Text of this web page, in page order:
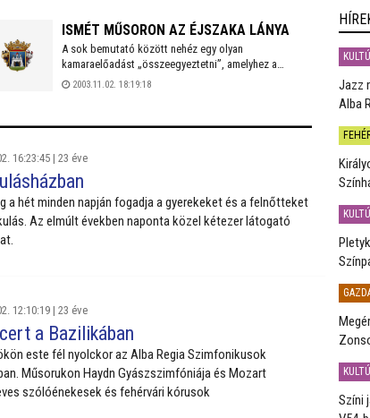
ISMÉT MŰSORON AZ ÉJSZAKA LÁNYA
A sok bemutató között nehéz egy olyan
kamaraelőadást „összeegyeztetni”, amelyhez a
színház teljes tánckara szükséges, de november 7-én
2003.11.02. 18:19:18
16:23:45 | 23 éve
a hét minden napján fogadja a gyerekeket és a felnőtteket
Az elmúlt években naponta közel kétezer látogató
12:10:19 | 23 éve
a Bazilikában
este fél nyolckor az Alba Regia Szimfonikusok
Műsorukon Haydn Gyászszimfóniája és Mozart
szólóénekesek és fehérvári kórusok
Jazz
Alba
Színi